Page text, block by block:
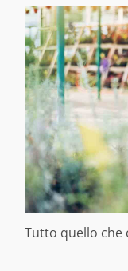
Tutto quello che